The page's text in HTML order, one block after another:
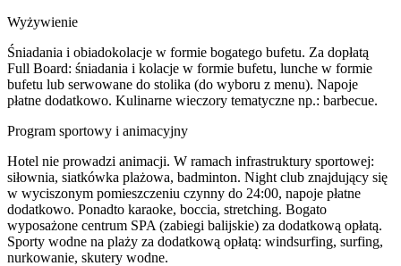
Wyżywienie
Śniadania i obiadokolacje w formie bogatego bufetu. Za dopłatą
Full Board: śniadania i kolacje w formie bufetu, lunche w formie
bufetu lub serwowane do stolika (do wyboru z menu). Napoje
płatne dodatkowo. Kulinarne wieczory tematyczne np.: barbecue.
Program sportowy i animacyjny
Hotel nie prowadzi animacji. W ramach infrastruktury sportowej:
siłownia, siatkówka plażowa, badminton. Night club znajdujący się
w wyciszonym pomieszczeniu czynny do 24:00, napoje płatne
dodatkowo. Ponadto karaoke, boccia, stretching. Bogato
wyposażone centrum SPA (zabiegi balijskie) za dodatkową opłatą.
Sporty wodne na plaży za dodatkową opłatą: windsurfing, surfing,
nurkowanie, skutery wodne.